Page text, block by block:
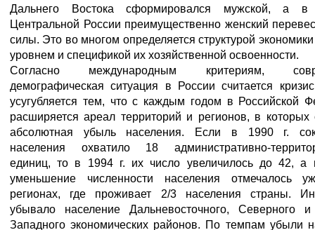
Дальнего Востока сформировался мужской, а в
Центральной России преимущественно женский
силы. Это во многом определяется структурой
уровнем и спецификой их хозяйственной освоенности.
Согласно международным критериям,
демографическая ситуация в России считается
усугубляется тем, что с каждым годом в Российской
расширяется ареал территорий и регионов, в которых
абсолютная убыль населения. Если в 1990 г.
населения охватило 18 административно-
единиц, то в 1994 г. их число увеличилось до 42, а
уменьшение численности населения отмечалось
регионах, где проживает 2/3 населения страны.
убывало население Дальневосточного, Северного
Западного экономических районов. По темпам убыли